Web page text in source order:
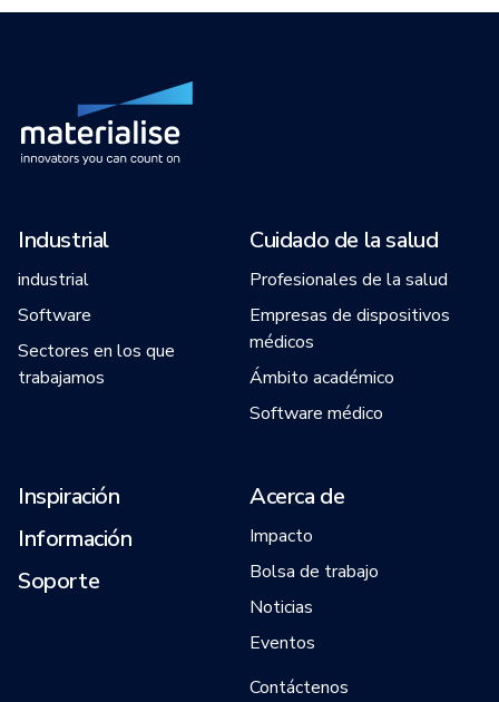
Industrial
industrial
Software
Sectores en los que
trabajamos
Cuidado de la salud
Profesionales de la salud
Empresas de dispositivos
médicos
Ámbito académico
Software médico
Inspiración
Información
Soporte
Acerca de
Impacto
Bolsa de trabajo
Noticias
Eventos
Contáctenos